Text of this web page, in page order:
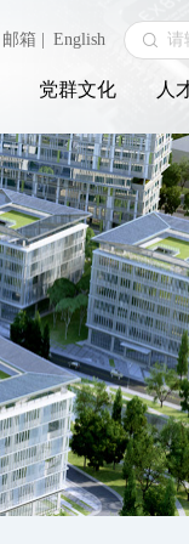
English
邮箱
党群文化 人